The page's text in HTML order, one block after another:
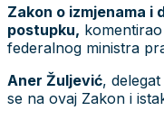
Zakon o izmjenama i
postupku,
federalnog ministra
Aner Žuljević,
se na ovaj Zakon i